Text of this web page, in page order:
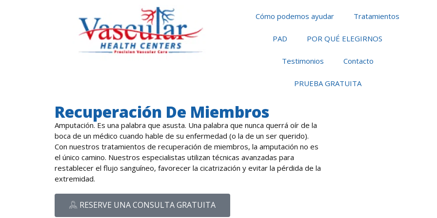
Cómo podemos ayudar Tratamientos
PAD POR QUÉ ELEGIRNOS
Testimonios Contacto
PRUEBA GRATUITA
Recuperación De Miembros
Amputación. Es una palabra que asusta. Una palabra que nunca querrá oír de la
boca de un médico cuando hable de su enfermedad (o la de un ser querido).
Con nuestros tratamientos de recuperación de miembros, la amputación no es
el único camino. Nuestros especialistas utilizan técnicas avanzadas para
restablecer el flujo sanguíneo, favorecer la cicatrización y evitar la pérdida de la
extremidad.
RESERVE UNA CONSULTA GRATUITA